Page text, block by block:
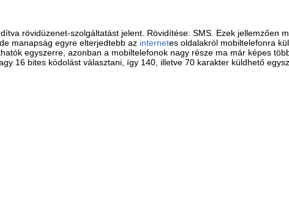
rövidüzenet-szolgáltatást jelent. Rövidítése: SMS. Ezek jellemzően
manapság egyre elterjedtebb az internetes oldalakról mobiltelefonra
egyszerre, azonban a mobiltelefonok nagy része ma már képes
16 bites kódolást választani, így 140, illetve 70 karakter küldhető